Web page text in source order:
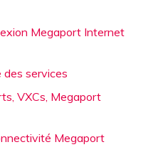
Megaport Internet
des services
VXCs, Megaport
Megaport